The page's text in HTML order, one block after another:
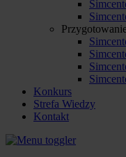
Konkurs
Strefa Wiedzy
Kontakt